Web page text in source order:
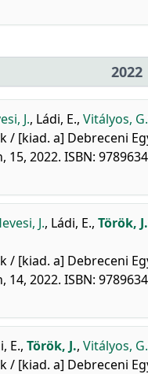
2022
J., Ládi, E., Vitályos, G.
/ [kiad. a] Debreceni
2022. ISBN:
J., Ládi, E., Török, J.
/ [kiad. a] Debreceni
2022. ISBN:
E., Török, J., Vitályos, G.
/ [kiad. a] Debreceni